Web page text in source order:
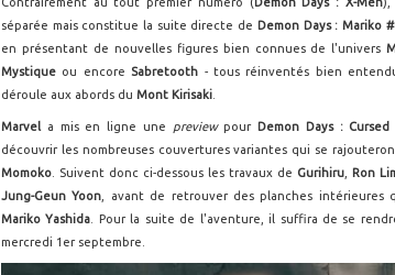
séparée mais constitue la suite directe de Demon Days : Mariko
en présentant de nouvelles figures bien connues de l'univers
Mystique ou encore Sabretooth - tous réinventés bien
déroule aux abords du Mont Kirisaki
Marvel a mis en ligne une previewpour Demon Days : Cursed
découvrir les nombreuses couvertures variantes qui se
Momoko . Suivent donc ci-dessous les travaux de Gurihiru Ron
Jung-Geun Yoon , avant de retrouver des planches
Mariko Yashida . Pour la suite de l'aventure, il suffira de se
mercredi 1er septembre.